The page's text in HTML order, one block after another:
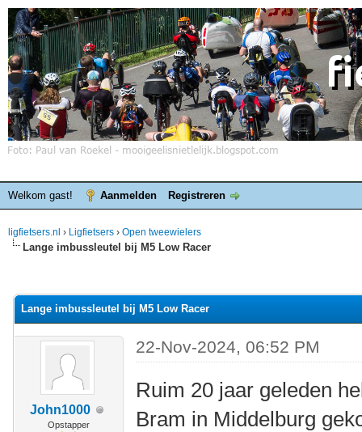
Welkom gast! Aanmelden Registreren
ligfietsers.nl › Ligfietsers › Open tweewielers
Lange imbussleutel bij M5 Low Racer
Lange imbussleutel bij M5 Low Racer
John1000
Opstapper
22-Nov-2024, 06:52 PM
Ruim 20 jaar geleden
Bram in Middelburg